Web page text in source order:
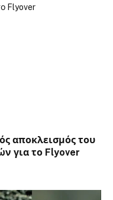
αποκλεισμός του
για το Flyover